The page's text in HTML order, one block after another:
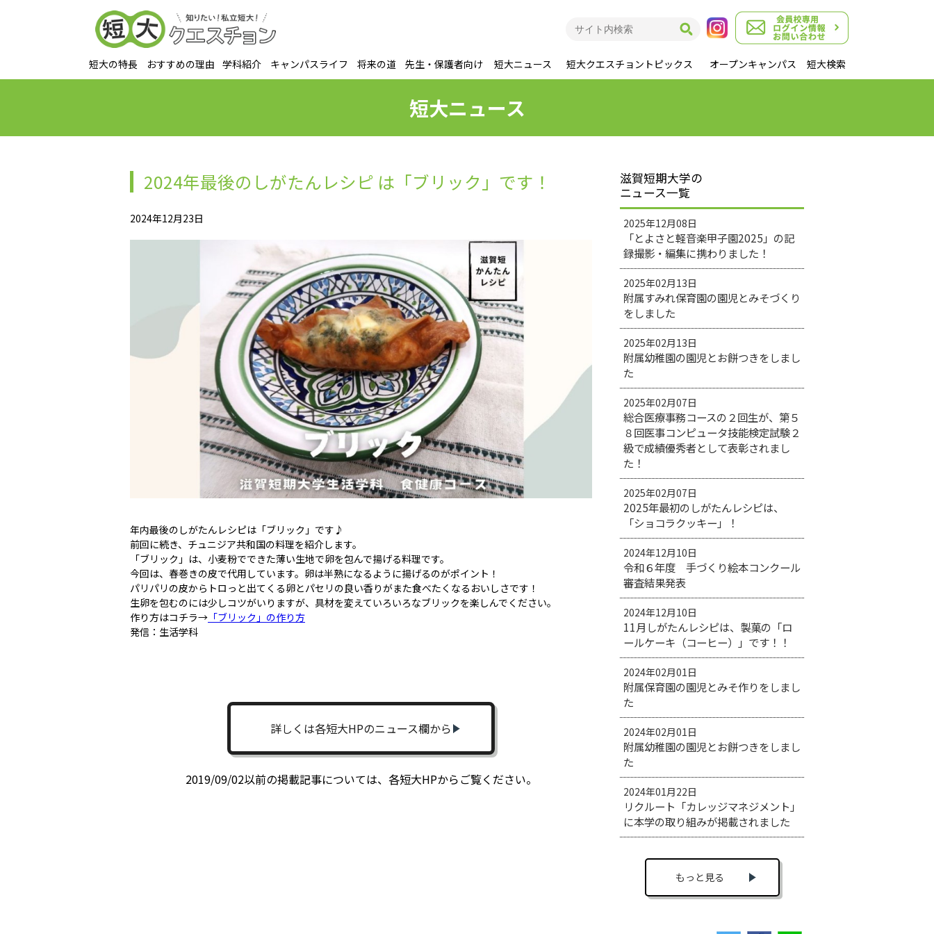
短大の特長 おすすめの理由 学科紹介 キャンパスライフ 将来の道 先生・保護者向け 短大ニュース 短大クエスチョントピックス オープンキャンパス 短大検索
短大ニュース
2024年最後のしがたんレシピ は「ブリック」です！
2024年12月23日
年内最後のしがたんレシピは「ブリック」です♪
前回に続き、チュニジア共和国の料理を紹介します。
「ブリック」は、小麦粉でできた薄い生地で卵を包んで揚げる料理です。
今回は、春巻きの皮で代用しています。卵は半熟になるように揚げるのがポイント！
パリパリの皮からトロっと出てくる卵とパセリの良い香りがまた食べたくなるおいしさです！
生卵を包むのには少しコツがいりますが、具材を変えていろいろなブリックを楽しんでください。
作り方はコチラ→ 「ブリック」の作り方
発信：生活学科
詳しくは各短大HPのニュース欄から
2019/09/02以前の掲載記事については、各短大HPからご覧ください。
滋賀短期大学の
ニュース一覧
2025年12月08日
「とよさと軽音楽甲子園2025」の記
録撮影・編集に携わりました！
2025年02月13日
附属すみれ保育園の園児とみそづくり
をしました
2025年02月13日
附属幼稚園の園児とお餅つきをしまし
た
2025年02月07日
総合医療事務コースの２回生が、第５
８回医事コンピュータ技能検定試験２
級で成績優秀者として表彰されまし
た！
2025年02月07日
2025年最初のしがたんレシピは、
「ショコラクッキー」！
2024年12月10日
令和６年度 手づくり絵本コンクール
審査結果発表
2024年12月10日
11月しがたんレシピは、製菓の「ロ
ールケーキ（コーヒー）」です！！
2024年02月01日
附属保育園の園児とみそ作りをしまし
た
2024年02月01日
附属幼稚園の園児とお餅つきをしまし
た
2024年01月22日
リクルート「カレッジマネジメント」
に本学の取り組みが掲載されました
もっと見る